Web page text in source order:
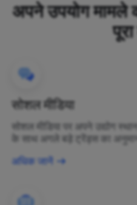
अपने उपयोग
सोशल मीडिया
सोशल मीडिया पर अपने उद्योग
के साथ अगले बड़े ट्रेंड्स का अनुमान
अधिक जानें